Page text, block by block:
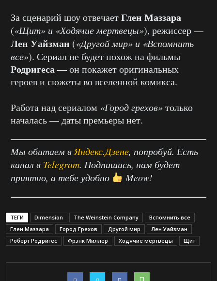
За сценарий шоу отвечаетГлен Маззара
(«Щит» и «Ходячие мертвецы»), режиссер —
Лен Уайзман («Другой мир» и «Вспомнить
все»). Сериал не будет похож на фильмы
Родригеса— он покажет оригинальных
героев и сюжеты во вселенной комикса.
Работа над сериалом «Город грехов»только
началась — даты премьеры нет.
Мы обитаем вЯндекс.Дзене, попробуй. Есть
канал в Telegram. Подпишись, нам будет
приятно, а тебе удобно
Meow!
ТЕГИ Dimension The Weinstein Company
Вспомнить все
Глен Маззара
Город Грехов Другой мир
Лен Уайзман
Роберт Родригес
Фрэнк Миллер Ходячие мертвецы Щит